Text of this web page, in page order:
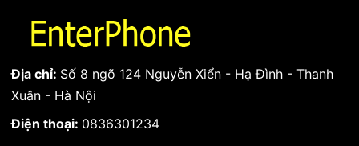
Địa chỉ: Số 8 ngõ 124 Nguyễn Xiển - Hạ Đình - Thanh
Xuân - Hà Nội
Điện thoại: 0836301234